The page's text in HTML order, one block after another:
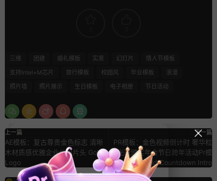
三维 团建 婚礼模板 实景 幻灯片
情人节模板
支持Intel+M芯片
旅行模板 校园风 毕业模板
浪漫
照片墙
照片展示 生日模板 电子相册 节日活动
上一篇
AE模板：复古尊贵金色标志 清晰
木材质感优雅企业公司片头 Gold
Logo
下一篇
PR模板：金色视频倒计时 奢华粒
子光斑颁奖年会节日跨年活动Pr模
版 Gold Countdown Intro